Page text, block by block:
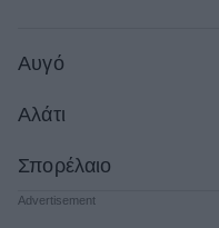
Αυγό
Αλάτι
Σπορέλαιο